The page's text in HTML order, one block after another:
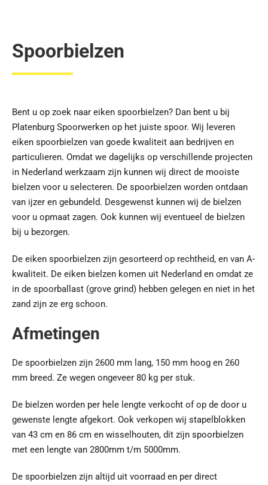
Spoorbielzen
Bent u op zoek naar eiken spoorbielzen? Dan bent u bij
Platenburg Spoorwerken op het juiste spoor. Wij leveren
eiken spoorbielzen van goede kwaliteit aan bedrijven en
particulieren. Omdat we dagelijks op verschillende projecten
in Nederland werkzaam zijn kunnen wij direct de mooiste
bielzen voor u selecteren. De spoorbielzen worden ontdaan
van ijzer en gebundeld. Desgewenst kunnen wij de bielzen
voor u opmaat zagen. Ook kunnen wij eventueel de bielzen
bij u bezorgen.
De eiken spoorbielzen zijn gesorteerd op rechtheid, en van A-
kwaliteit. De eiken bielzen komen uit Nederland en omdat ze
in de spoorballast (grove grind) hebben gelegen en niet in het
zand zijn ze erg schoon.
Afmetingen
De spoorbielzen zijn 2600 mm lang, 150 mm hoog en 260
mm breed. Ze wegen ongeveer 80 kg per stuk.
De bielzen worden per hele lengte verkocht of op de door u
gewenste lengte afgekort. Ook verkopen wij stapelblokken
van 43 cm en 86 cm en wisselhouten, dit zijn spoorbielzen
met een lengte van 2800mm t/m 5000mm.
De spoorbielzen zijn altijd uit voorraad en per direct